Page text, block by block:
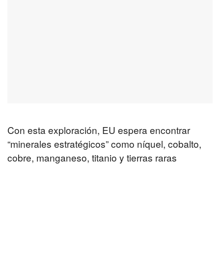
Con esta exploración, EU espera encontrar
“minerales estratégicos” como níquel, cobalto,
cobre, manganeso, titanio y tierras raras